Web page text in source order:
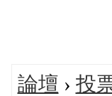
論壇 › 投